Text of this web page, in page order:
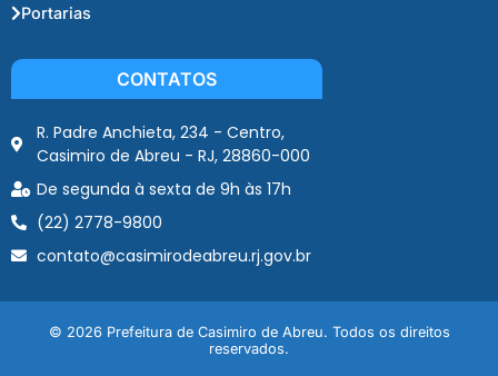
Portarias
CONTATOS
R. Padre Anchieta, 234 - Centro,
Casimiro de Abreu - RJ, 28860-000
De segunda à sexta de 9h às 17h
(22) 2778-9800
contato@casimirodeabreu.rj.gov.br
© 2026 Prefeitura de Casimiro de Abreu. Todos os direitos
reservados.